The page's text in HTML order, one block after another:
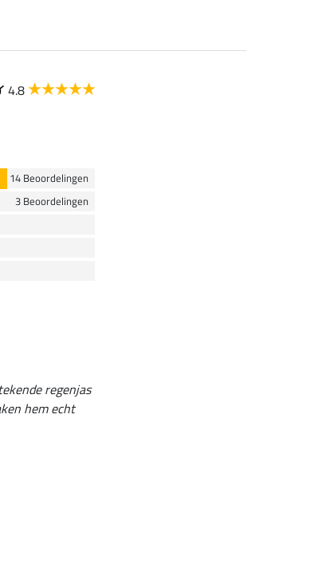
4.8
14 Beoordelingen
3 Beoordelingen
regenjas
hem echt